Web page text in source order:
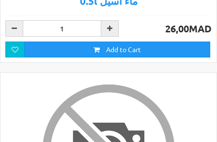
26,00MAD
Add to Cart